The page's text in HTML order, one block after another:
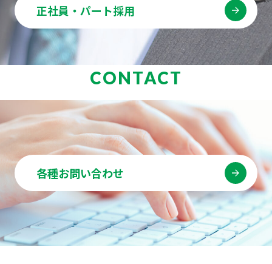
正社員・パート採用
CONTACT
各種お問い合わせ